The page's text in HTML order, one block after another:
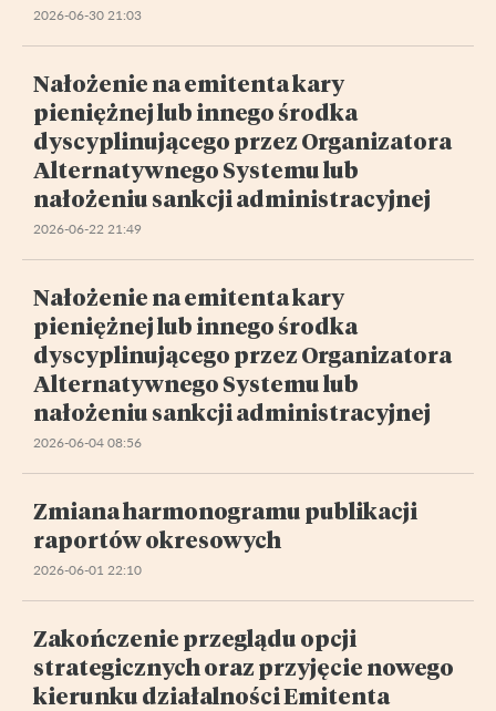
2026-06-30 21:03
Nałożenie na emitenta kary
pieniężnej lub innego środka
dyscyplinującego przez Organizatora
Alternatywnego Systemu lub
nałożeniu sankcji administracyjnej
2026-06-22 21:49
Nałożenie na emitenta kary
pieniężnej lub innego środka
dyscyplinującego przez Organizatora
Alternatywnego Systemu lub
nałożeniu sankcji administracyjnej
2026-06-04 08:56
Zmiana harmonogramu publikacji
raportów okresowych
2026-06-01 22:10
Zakończenie przeglądu opcji
strategicznych oraz przyjęcie nowego
kierunku działalności Emitenta